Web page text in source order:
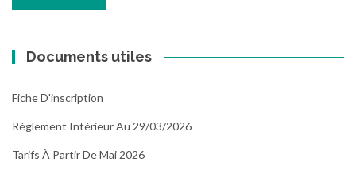
Documents utiles
Fiche D'inscription
Réglement Intérieur Au 29/03/2026
Tarifs À Partir De Mai 2026